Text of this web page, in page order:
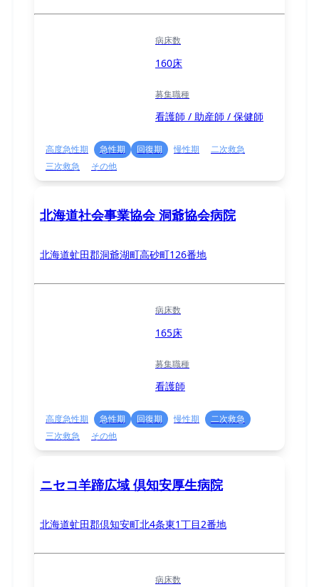
病床数
160床
募集職種
看護師 / 助産師 / 保健師
高度急性期 急性期 回復期 慢性期
二次救急
三次救急
その他
北海道社会事業協会 洞爺協会病院
北海道虻田郡洞爺湖町高砂町126番地
病床数
165床
募集職種
看護師
高度急性期 急性期 回復期 慢性期
二次救急
三次救急
その他
ニセコ羊蹄広域 倶知安厚生病院
北海道虻田郡倶知安町北4条東1丁目2番地
病床数